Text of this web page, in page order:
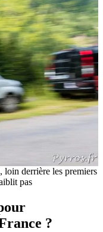
loin derrière les premiers
pas
?